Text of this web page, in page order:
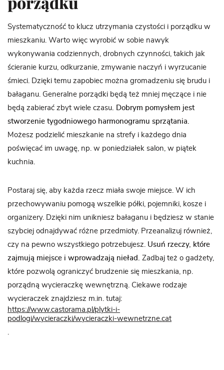
Systematyczność to klucz utrzymania czystości i porządku w
mieszkaniu. Warto więc wyrobić w sobie nawyk
wykonywania codziennych, drobnych czynności, takich jak
ścieranie kurzu, odkurzanie, zmywanie naczyń i wyrzucanie
śmieci. Dzięki temu zapobiec można gromadzeniu się brudu i
bałaganu. Generalne porządki będą też mniej męczące i nie
będą zabierać zbyt wiele czasu . Dobrym pomysłem jest
stworzenie tygodniowego harmonogramu sprzątania.
Możesz podzielić mieszkanie na strefy i każdego dnia
poświęcać im uwagę, np. w poniedziałek salon, w piątek
kuchnia.
Postaraj się, aby każda rzecz miała swoje miejsce. W ich
przechowywaniu pomogą wszelkie półki, pojemniki, kosze i
organizery. Dzięki nim unikniesz bałaganu i będziesz w stanie
szybciej odnajdywać różne przedmioty. Przeanalizuj również,
czy na pewno wszystkiego potrzebujesz. Usuń rzeczy, które
zajmują miejsce i wprowadzają nieład.
Zadbaj też o gadżety,
które pozwolą ograniczyć brudzenie się mieszkania, np.
porządną wycieraczkę wewnętrzną. Ciekawe rodzaje
wycieraczek znajdziesz m.in. tutaj:
https://www.castorama.pl/plytki-i-
podlogi/wycieraczki/wycieraczki-wewnetrzne.cat